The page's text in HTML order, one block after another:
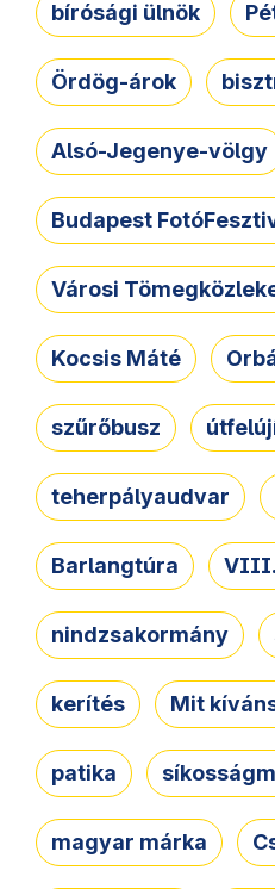
bírósági ülnök
Ördög-árok
Alsó-Jegenye-völgy
Budapest
Városi
Kocsis Máté
szűrőbusz
teherpályaudvar
Barlangtúra
nindzsakormány
kerítés Mit
patika
magyar márka